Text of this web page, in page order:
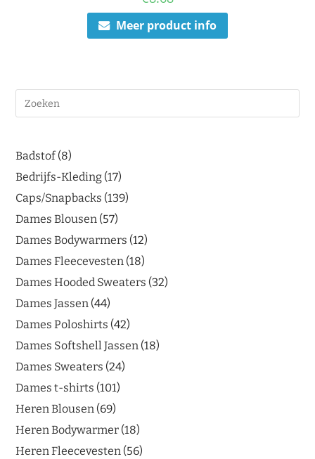
Meer product info
Badstof 8
Bedrijfs-Kleding 17
Caps/Snapbacks 139
Dames Blousen 57
Dames Bodywarmers 12
Dames Fleecevesten 18
Dames Hooded Sweaters 32
Dames Jassen 44
Dames Poloshirts 42
Dames Softshell Jassen 18
Dames Sweaters 24
Dames t-shirts 101
Heren Blousen 69
Heren Bodywarmer 18
Heren Fleecevesten 56